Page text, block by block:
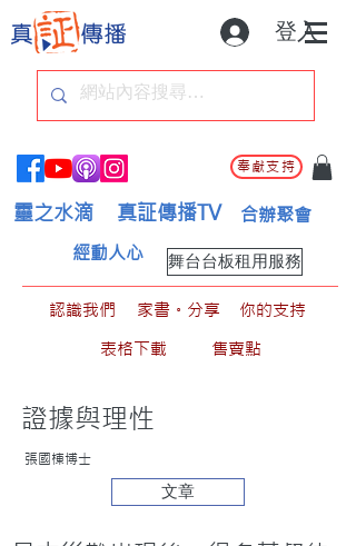
登入
奉獻支持
靈之水滴 真証傳播TV 合辦聚會
舞台台板租用服務
經動人心
認識我們 家書。分享
你的支持
表格下載
售賣點
證據與理性
張國棟博士
文章